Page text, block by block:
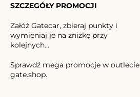
SZCZEGÓŁY PROMOCJI
Załóż Gatecar, zbieraj punkty i
wymieniaj je na zniżkę przy
kolejnych...
Sprawdź mega promocje w outlecie
gate.shop.